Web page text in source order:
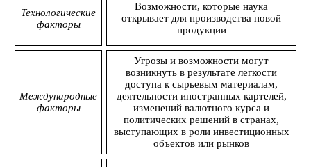
Технологические
факторы
Возможности, которые наука
открывает для производства новой
продукции
Международные
факторы
Угрозы и возможности могут
возникнуть в результате легкости
доступа к сырьевым материалам,
деятельности иностранных картелей,
изменений валютного курса и
политических решений в странах,
выступающих в роли инвестиционных
объектов или рынков